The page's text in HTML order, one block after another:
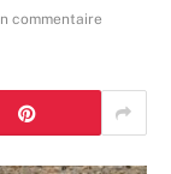
commentaire